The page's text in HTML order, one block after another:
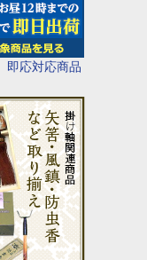
即応対応商品